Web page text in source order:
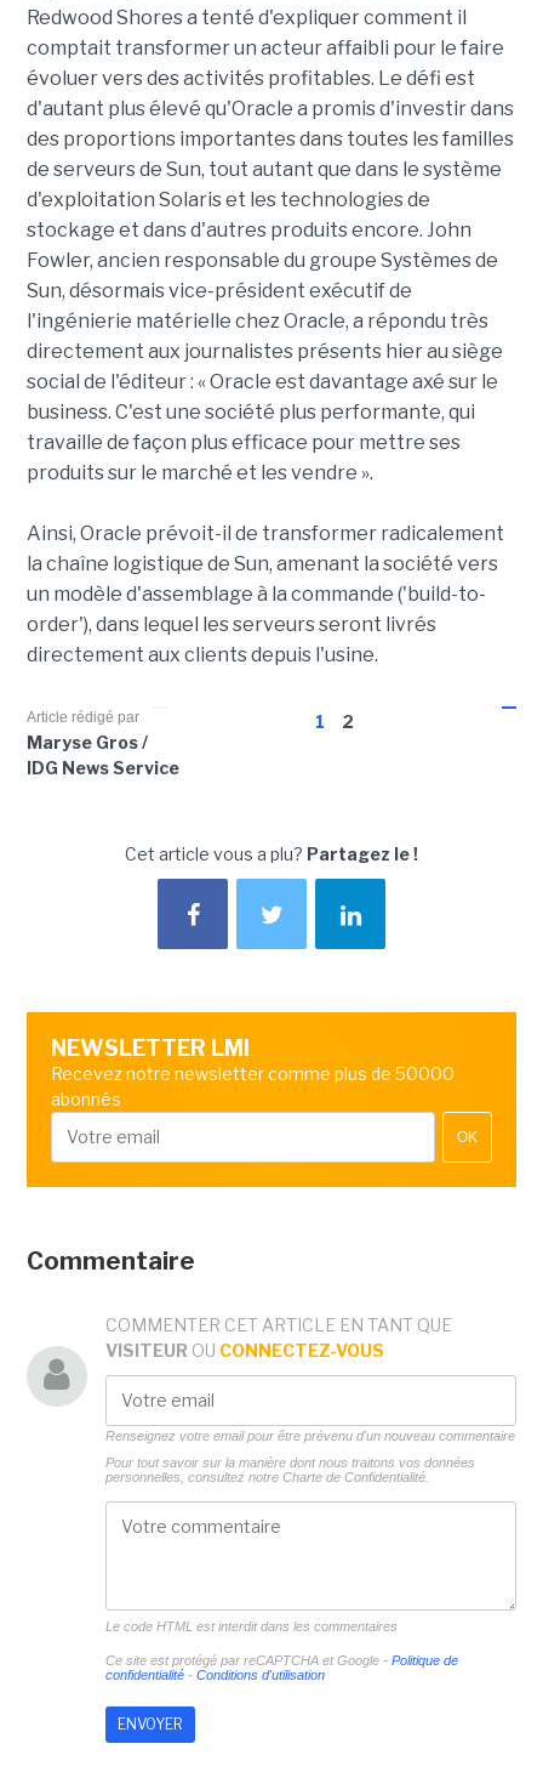
Redwood Shores a tenté d'expliquer comment il
comptait transformer un acteur affaibli pour le faire
évoluer vers des activités profitables. Le défi est
d'autant plus élevé qu'Oracle a promis d'investir dans
des proportions importantes dans toutes les familles
de serveurs de Sun, tout autant que dans le système
d'exploitation Solaris et les technologies de
stockage et dans d'autres produits encore. John
Fowler, ancien responsable du groupe Systèmes de
Sun, désormais vice-président exécutif de
l'ingénierie matérielle chez Oracle, a répondu très
directement aux journalistes présents hier au siège
social de l'éditeur : « Oracle est davantage axé sur le
business. C'est une société plus performante, qui
travaille de façon plus efficace pour mettre ses
produits sur le marché et les vendre ».
Ainsi, Oracle prévoit-il de transformer radicalement
la chaîne logistique de Sun, amenant la société vers
un modèle d'assemblage à la commande ('build-to-
order'), dans lequel les serveurs seront livrés
directement aux clients depuis l'usine.
1 2
Article rédigé par
Maryse Gros /
IDG News Service
Cet article vous a plu? Partagez le !
NEWSLETTER LMI
Recevez notre newsletter comme plus de 50000
abonnés
OK
Commentaire
COMMENTER CET ARTICLE EN TANT QUE
VISITEUR OU CONNECTEZ-VOUS
Renseignez votre email pour être prévenu d'un nouveau commentaire
Pour tout savoir sur la manière dont nous traitons vos données
personnelles, consultez notre Charte de Confidentialité.
Le code HTML est interdit dans les commentaires
Ce site est protégé par reCAPTCHA et Google - Politique de
confidentialité- Conditions d'utilisation